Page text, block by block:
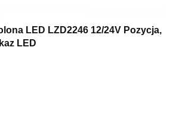
LED LZD2246 12/24V Pozycja,
LED